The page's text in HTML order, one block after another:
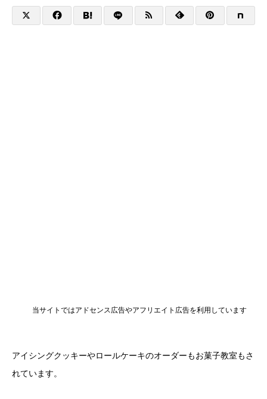
当サイトではアドセンス広告やアフリエイト広告を利用しています
アイシングクッキーやロールケーキのオーダーもお菓子教室もさ
れています。